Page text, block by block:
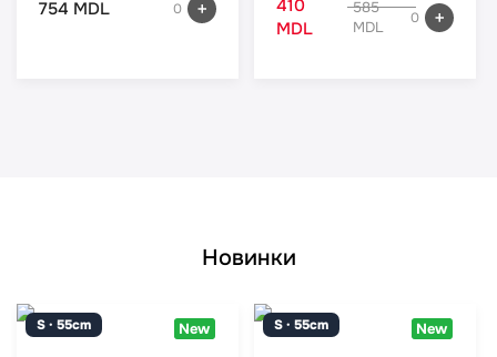
754 MDL 0
410
MDL
585
MDL
0
Новинки
S · 55cm New S · 55cm New